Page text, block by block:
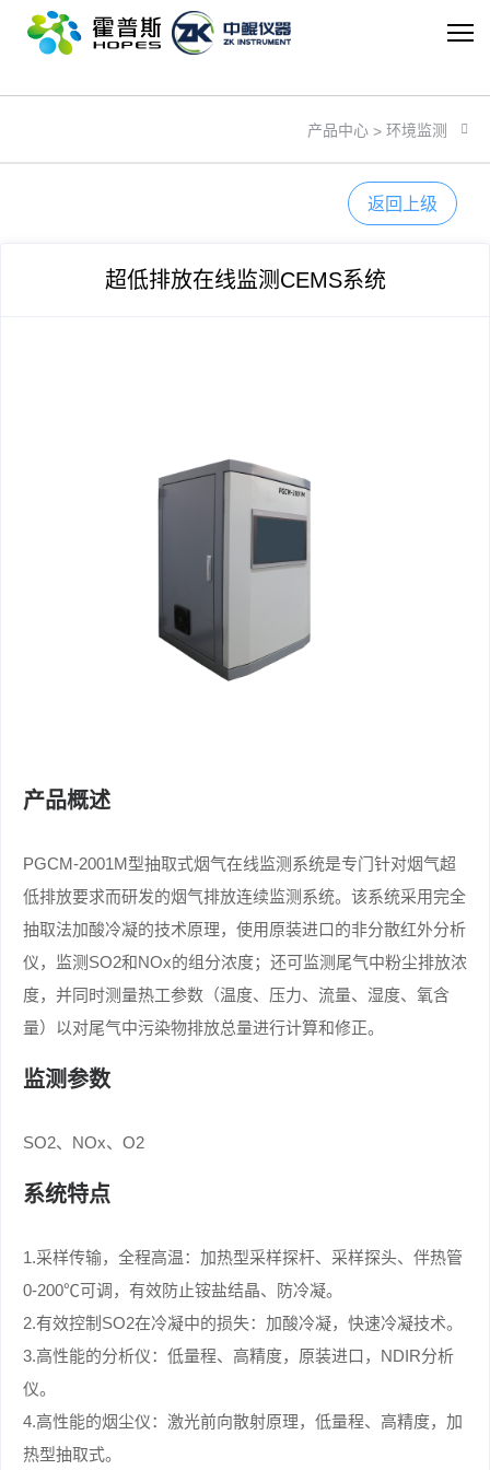
米兰网页版
产品中心 > 环境监测
返回上级
超低排放在线监测CEMS系统
产品概述
PGCM-2001M型抽取式烟气在线监测系统是专门针对烟气超
低排放要求而研发的烟气排放连续监测系统。该系统采用完全
抽取法加酸冷凝的技术原理，使用原装进口的非分散红外分析
仪，监测SO2和NOx的组分浓度；还可监测尾气中粉尘排放浓
度，并同时测量热工参数（温度、压力、流量、湿度、氧含
量）以对尾气中污染物排放总量进行计算和修正。
监测参数
SO2、NOx、O2
系统特点
1.采样传输，全程高温：加热型采样探杆、采样探头、伴热管
0-200℃可调，有效防止铵盐结晶、防冷凝。
2.有效控制SO2在冷凝中的损失：加酸冷凝，快速冷凝技术。
3.高性能的分析仪：低量程、高精度，原装进口，NDIR分析
仪。
4.高性能的烟尘仪：激光前向散射原理，低量程、高精度，加
热型抽取式。